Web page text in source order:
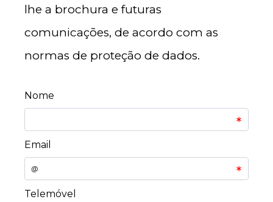
lhe a brochura e futuras
comunicações, de acordo com as
normas de proteção de dados.
Nome
Email
@
Telemóvel